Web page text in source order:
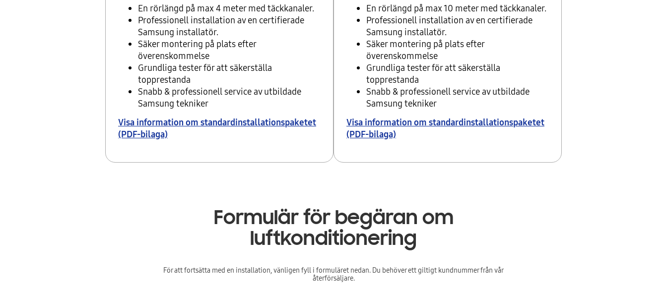
En rörlängd på max 4 meter med täckkanaler.
Professionell installation av en certifierade
Samsung installatör.
Säker montering på plats efter
överenskommelse
Grundliga tester för att säkerställa
topprestanda
Snabb & professionell service av utbildade
Samsung tekniker
Visa information om standardinstallationspaketet
(PDF-bilaga)
En rörlängd på max 10 meter med täckkanaler.
Professionell installation av en certifierade
Samsung installatör.
Säker montering på plats efter
överenskommelse
Grundliga tester för att säkerställa
topprestanda
Snabb & professionell service av utbildade
Samsung tekniker
Visa information om standardinstallationspaketet
(PDF-bilaga)
Formulär för begäran om
luftkonditionering
För att fortsätta med en installation, vänligen fyll i formuläret nedan. Du behöver ett giltigt kundnummer från vår
återförsäljare.